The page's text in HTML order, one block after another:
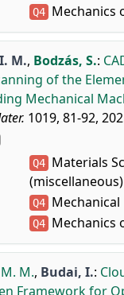
Q4 Mechanics
M., Bodzás, S.:
of the
Mechanical
1019, 81-92,
Q4 Materials
(miscellaneous)
Q4 Mechanical
Q4 Mechanics
M., Budai, I.:
Framework for